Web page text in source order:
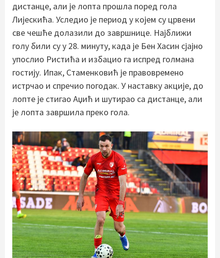
дистанце, али је лопта прошла поред гола
Лијескића. Уследио је период у којем су црвени
све чешће долазили до завршнице. Најближи
голу били су у 28. минуту, када је Бен Хасин сјајно
упослио Ристића и избацио га испред голмана
гостију. Ипак, Стаменковић је правовремено
истрчао и спречио погодак. У наставку акције, до
лопте је стигао Аџић и шутирао са дистанце, али
је лопта завршила преко гола.